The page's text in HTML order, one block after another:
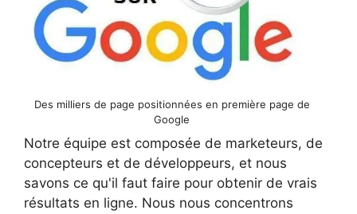
Des milliers de page positionnées en première page de
Google
Notre équipe est composée de marketeurs, de
concepteurs et de développeurs, et nous
savons ce qu'il faut faire pour obtenir de vrais
résultats en ligne. Nous nous concentrons